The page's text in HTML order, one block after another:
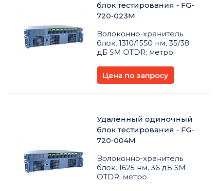
блок тестирования - FG-
720-023M
Волоконно-хранитель
блок, 1310/1550 нм, 35/38
дБ SM OTDR; метро
Цена по запросу
Удаленный одиночный
блок тестирования - FG-
720-004M
Волоконно-хранитель
блок, 1625 нм, 36 дБ SM
OTDR; метро